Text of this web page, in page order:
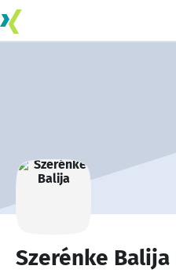
Szerénke Balija